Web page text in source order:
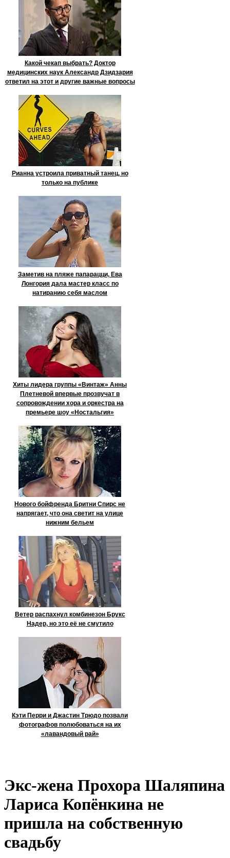
Какой чекап выбрать? Доктор
медицинских наук Александр Дзидзария
ответил на этот и другие важные вопросы
Рианна устроила приватный танец, но
только на публике
Заметив на пляже папарацци, Ева
Лонгория дала мастер класс по
натиранию себя маслом
Хиты лидера группы «Винтаж» Анны
Плетневой впервые прозвучат в
сопровождении хора и оркестра на
премьере шоу «Ностальгия»
Нового бойфренда Бритни Спирс не
напрягает, что она светит на улице
нижним бельем
Ветер распахнул комбинезон Брукс
Надер, но это её не смутило
Кэти Перри и Джастин Трюдо позвали
фотографов полюбоваться на их
«лавандовый рай»
Экс-жена Прохора Шаляпина
Лариса Копёнкина не
пришла на собственную
свадьбу